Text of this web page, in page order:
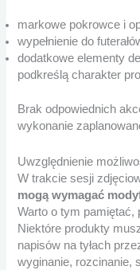
markowe pokrowce i
wypełnienie do
dodatkowe elementy
podkreślą charakter
Brak odpowiednich
wykonanie
Uwzględnienie
W trakcie sesji
mogą wymagać
Warto o tym pamiętać,
Niektóre produkty
napisów na tyłach
wyginanie, rozcinanie,